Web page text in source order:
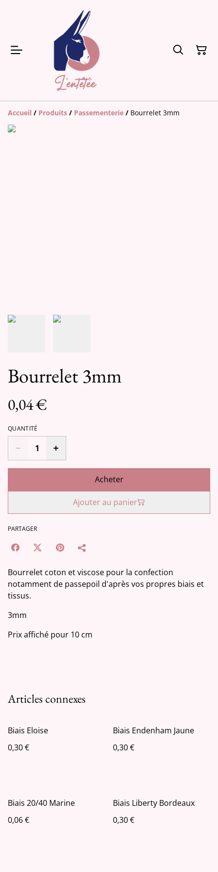
Accueil / Produits / Passementerie / Bourrelet 3mm
Bourrelet 3mm
0,04 €
QUANTITÉ
Acheter
Ajouter au panier
PARTAGER
Bourrelet coton et viscose pour la confection
notamment de passepoil d'après vos propres biais et
tissus.
3mm
Prix affiché pour 10 cm
Articles connexes
Biais Eloise
0,30 €
Biais Endenham Jaune
0,30 €
Biais 20/40 Marine
0,06 €
Biais Liberty Bordeaux
0,30 €